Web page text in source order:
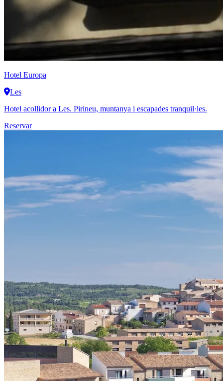
Hotel Europa
Les
Hotel acollidor a Les. Pirineu, muntanya i escapades tranquil·les.
Reservar